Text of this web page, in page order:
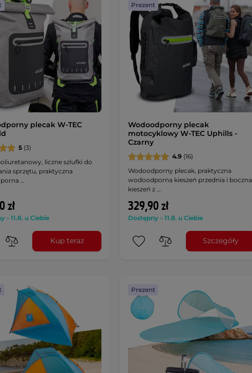
plecak W-TEC
5 (3)
liczne szlufki do
sprzętu, praktyczna
…
zł
– 11.8. u Ciebie
Kup teraz
Prezent
Wodoodporny plecak
motocyklowy W-TEC Uphills -
Czarny
4.9 (16)
Wodoodporny plecak, praktyczna
wodoodporna kieszeń przednia i boczna
kieszeń z …
329,90 zł
Dostępny – 11.8. u Ciebie
Szczegóły
Prezent